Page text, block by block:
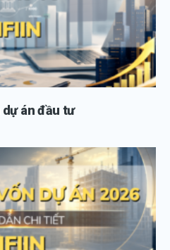
dự án đầu tư